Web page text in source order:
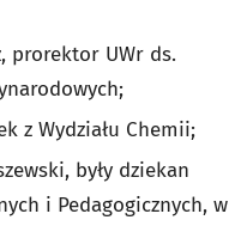
prorektor UWr ds.
z Wydziału Chemii;
były dziekan
i Pedagogicznych, w